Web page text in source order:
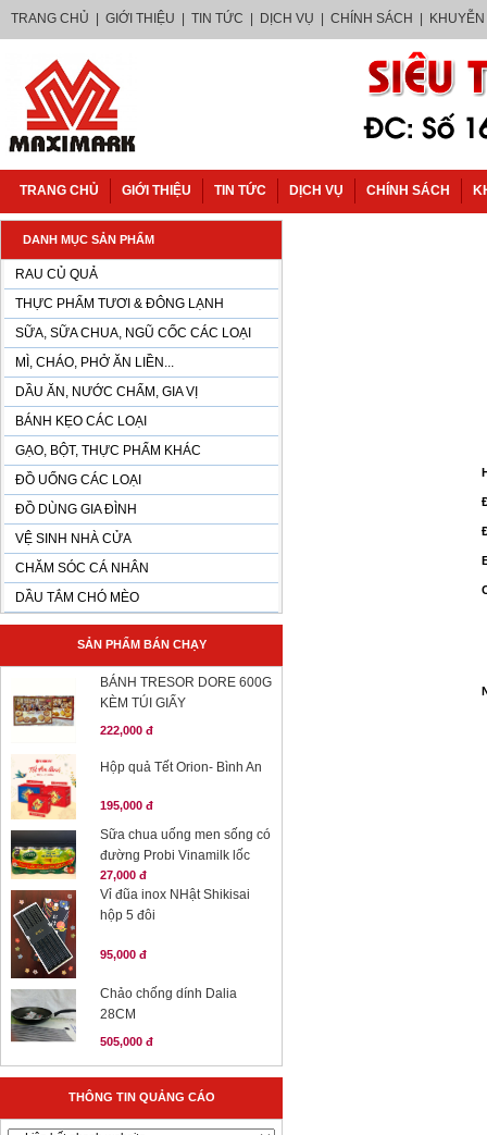
TRANG CHỦ GIỚI THIỆU TIN TỨC DỊCH VỤ CHÍNH SÁCH
TRANG CHỦ GIỚI THIỆU TIN TỨC DỊCH VỤ CHÍNH SÁCH
DANH MỤC SẢN PHẨM
RAU CỦ QUẢ
THỰC PHẨM TƯƠI & ĐÔNG LẠNH
SỮA, SỮA CHUA, NGŨ CỐC CÁC LOẠI
MÌ, CHÁO, PHỞ ĂN LIỀN...
DẦU ĂN, NƯỚC CHẤM, GIA VỊ
BÁNH KẸO CÁC LOẠI
GẠO, BỘT, THỰC PHẨM KHÁC
ĐỒ UỐNG CÁC LOẠI
ĐỒ DÙNG GIA ĐÌNH
VỆ SINH NHÀ CỬA
CHĂM SÓC CÁ NHÂN
DẦU TẮM CHÓ MÈO
SẢN PHẨM BÁN CHẠY
BÁNH TRESOR DORE 600G
KÈM TÚI GIẤY
222,000 đ
Hộp quả Tết Orion- Bình An
195,000 đ
Sữa chua uống men sống có
đường Probi Vinamilk lốc
27,000 đ
Vỉ đũa inox NHật Shikisai
hộp 5 đôi
95,000 đ
Chảo chống dính Dalia
28CM
505,000 đ
THÔNG TIN QUẢNG CÁO